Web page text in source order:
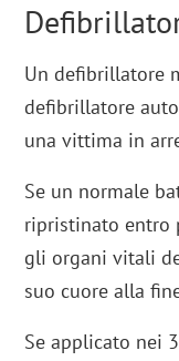
Un defibrillatore
defibrillatore
una vittima in
Se un normale
ripristinato entro
gli organi vitali
suo cuore alla
Se applicato nei